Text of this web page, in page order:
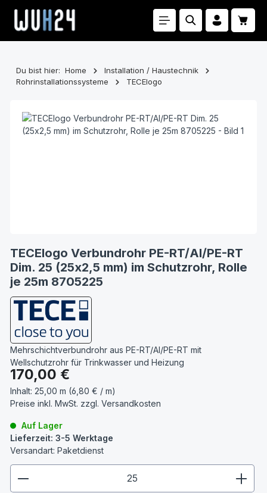
Zum Hauptinhalt springen
Du bist hier: Home
Installation / Haustechnik
Rohrinstallationssysteme
TECElogo
TECElogo Verbundrohr PE-RT/Al/PE-RT
Dim. 25 (25x2,5 mm) im Schutzrohr, Rolle
je 25m 8705225
Mehrschichtverbundrohr aus PE-RT/Al/PE-RT mit
Wellschutzrohr für Trinkwasser und Heizung
Regulärer Preis:
170,00 €
Inhalt: 25,00 m (6,80 € / m)
Preise inkl. MwSt. zzgl. Versandkosten
Auf Lager
Lieferzeit: 3-5 Werktage
Versandart: Paketdienst